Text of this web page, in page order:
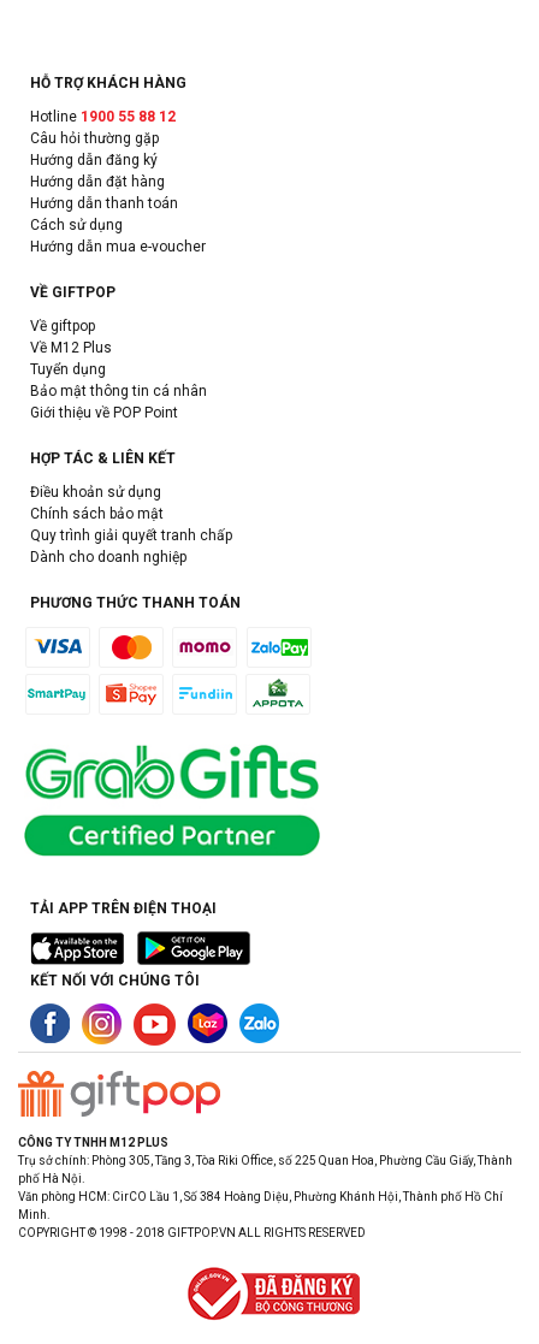
HỖ TRỢ KHÁCH HÀNG
Hotline 1900 55 88 12
Câu hỏi thường gặp
Hướng dẫn đăng ký
Hướng dẫn đặt hàng
Hướng dẫn thanh toán
Cách sử dụng
Hướng dẫn mua e-voucher
VỀ GIFTPOP
Về giftpop
Về M12 Plus
Tuyển dụng
Bảo mật thông tin cá nhân
Giới thiệu về POP Point
HỢP TÁC & LIÊN KẾT
Điều khoản sử dụng
Chính sách bảo mật
Quy trình giải quyết tranh chấp
Dành cho doanh nghiệp
PHƯƠNG THỨC THANH TOÁN
TẢI APP TRÊN ĐIỆN THOẠI
KẾT NỐI VỚI CHÚNG TÔI
CÔNG TY TNHH M12 PLUS
Trụ sở chính: Phòng 305, Tầng 3, Tòa Riki Office, số 225 Quan Hoa, Phường Cầu Giấy, Thành
phố Hà Nội.
Văn phòng HCM: CirCO Lầu 1, Số 384 Hoàng Diệu, Phường Khánh Hội, Thành phố Hồ Chí
Minh.
COPYRIGHT © 1998 - 2018 GIFTPOP.VN ALL RIGHTS RESERVED